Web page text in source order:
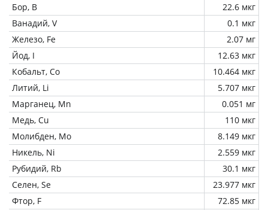
Бор, B
22.6 мкг
Ванадий, V
0.1 мкг
Железо, Fe
2.07 мг
Йод, I
12.63 мкг
Кобальт, Co
10.464 мкг
Литий, Li
5.707 мкг
Марганец, Mn
0.051 мг
Медь, Cu
110 мкг
Молибден, Mo
8.149 мкг
Никель, Ni
2.559 мкг
Рубидий, Rb
30.1 мкг
Селен, Se
23.977 мкг
Фтор, F
72.85 мкг